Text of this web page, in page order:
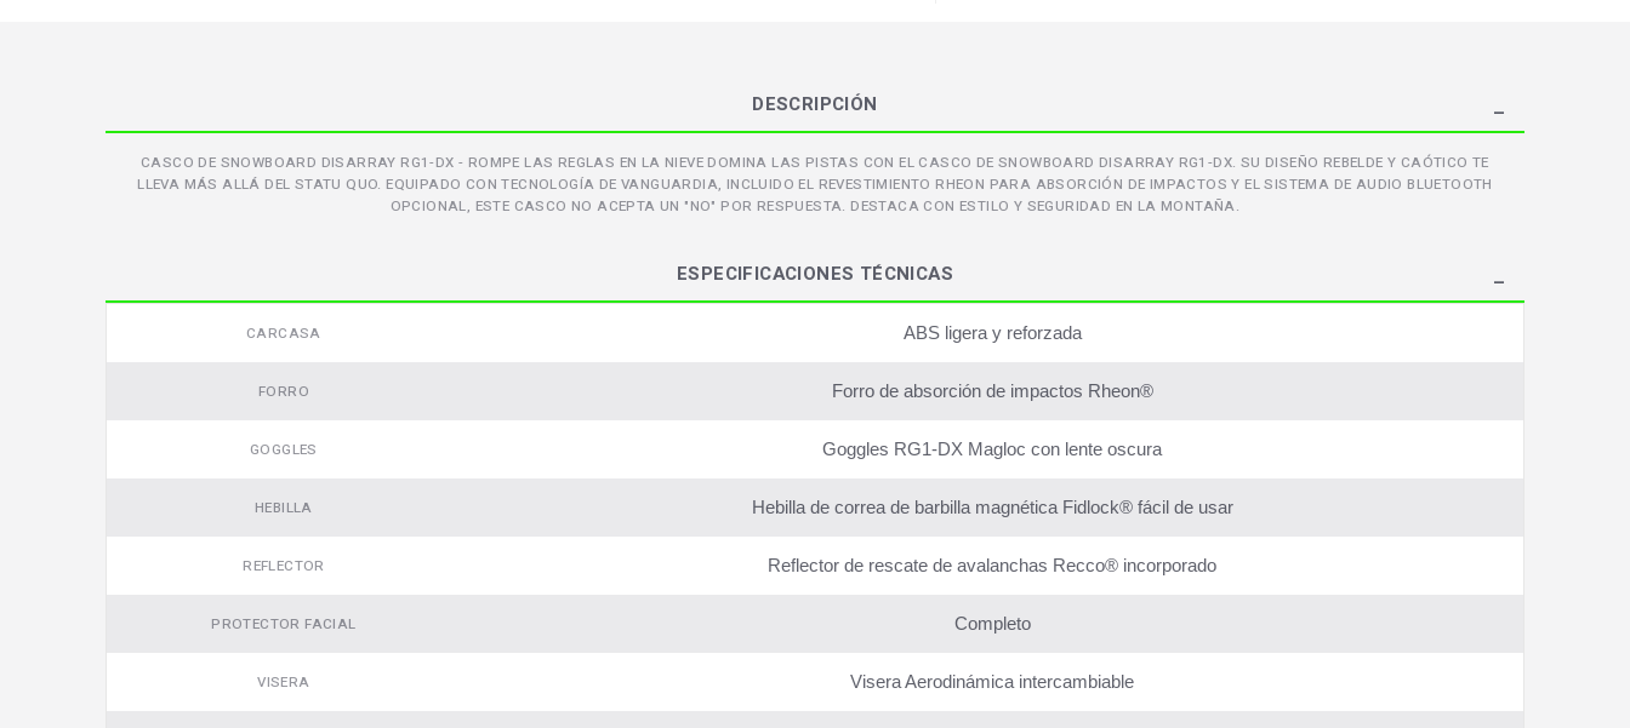
Video
DESCRIPCIÓN
CASCO DE SNOWBOARD DISARRAY RG1-DX - ROMPE LAS REGLAS EN LA NIEVE DOMINA LAS PISTAS CON EL CASCO DE SNOWBOARD DISARRAY RG1-DX. SU DISEÑO REBELDE Y CAÓTICO TE
LLEVA MÁS ALLÁ DEL STATU QUO. EQUIPADO CON TECNOLOGÍA DE VANGUARDIA, INCLUIDO EL REVESTIMIENTO RHEON PARA ABSORCIÓN DE IMPACTOS Y EL SISTEMA DE AUDIO BLUETOOTH
OPCIONAL, ESTE CASCO NO ACEPTA UN "NO" POR RESPUESTA. DESTACA CON ESTILO Y SEGURIDAD EN LA MONTAÑA.
ESPECIFICACIONES TÉCNICAS
CARCASA ABS ligera y reforzada
FORRO Forro de absorción de impactos Rheon®
GOGGLES Goggles RG1-DX Magloc con lente oscura
HEBILLA Hebilla de correa de barbilla magnética Fidlock® fácil de usar
REFLECTOR Reflector de rescate de avalanchas Recco® incorporado
PROTECTOR FACIAL Completo
VISERA Visera Aerodinámica intercambiable